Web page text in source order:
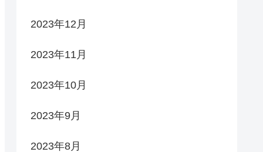
2023年12月
2023年11月
2023年10月
2023年9月
2023年8月